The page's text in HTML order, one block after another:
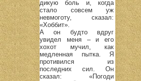
дикую боль и, когда
стало совсем уж
невмоготу, сказал:
«Хоббит».
А он будто вдруг
увидел меня – и его
хохот мучил, как
медленная пытка. Я
противился из
последних сил. Он
сказал: «Погоди